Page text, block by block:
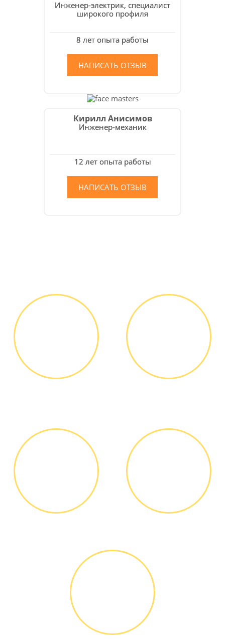
Инженер-электрик, специалист
широкого профиля
8 лет опыта работы
НАПИСАТЬ ОТЗЫВ
Кирилл Анисимов
Инженер-механик
12 лет опыта работы
НАПИСАТЬ ОТЗЫВ